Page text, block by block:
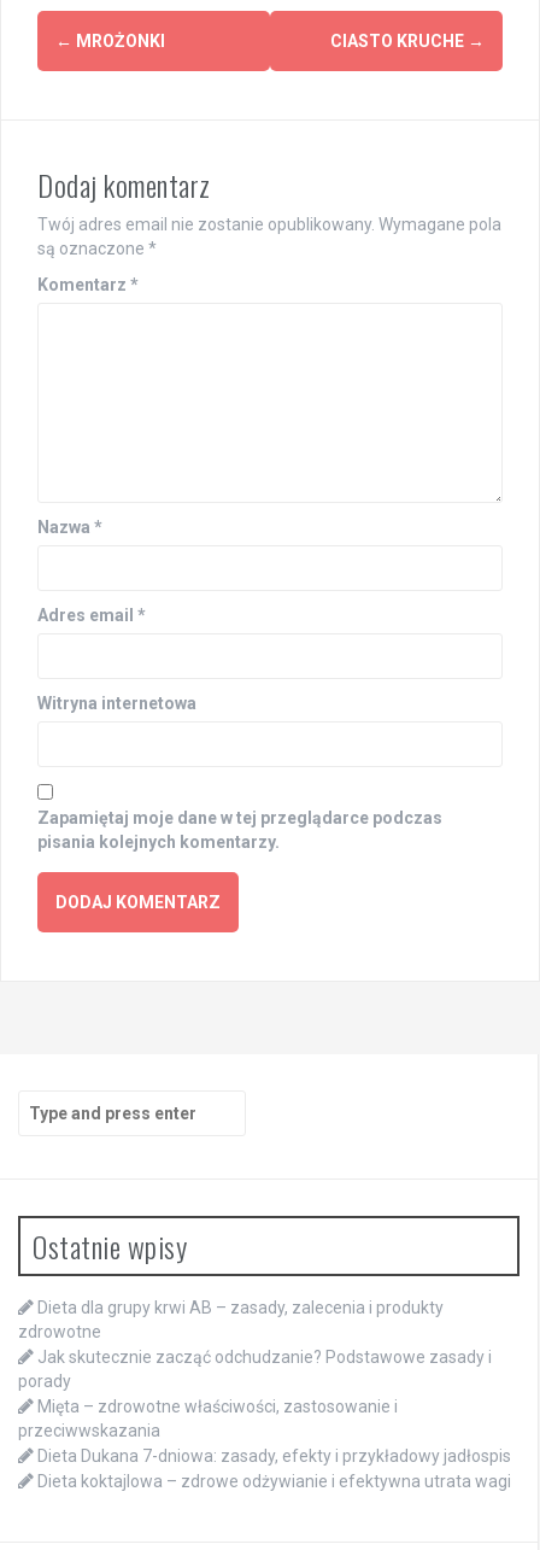
Post
navigation
← MROŻONKI CIASTO KRUCHE →
Dodaj komentarz
Twój adres email nie zostanie opublikowany. Wymagane pola
są oznaczone *
Komentarz *
Nazwa *
Adres email *
Witryna internetowa
Zapamiętaj moje dane w tej przeglądarce podczas
pisania kolejnych komentarzy.
for:
Ostatnie wpisy
Dieta dla grupy krwi AB – zasady, zalecenia i produkty
zdrowotne
Jak skutecznie zacząć odchudzanie? Podstawowe zasady i
porady
Mięta – zdrowotne właściwości, zastosowanie i
przeciwwskazania
Dieta Dukana 7-dniowa: zasady, efekty i przykładowy jadłospis
Dieta koktajlowa – zdrowe odżywianie i efektywna utrata wagi